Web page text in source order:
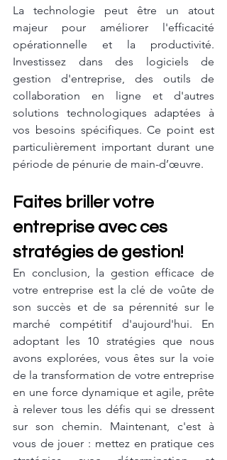
La technologie peut être un atout
majeur pour améliorer l'efficacité
opérationnelle et la productivité.
Investissez dans des logiciels de
gestion d'entreprise, des outils de
collaboration en ligne et d'autres
solutions technologiques adaptées à
vos besoins spécifiques. Ce point est
particulièrement important durant une
période de pénurie de main-d’œuvre.
Faites briller votre
entreprise avec ces
stratégies de gestion!
En conclusion, la gestion efficace de
votre entreprise est la clé de voûte de
son succès et de sa pérennité sur le
marché compétitif d'aujourd'hui. En
adoptant les 10 stratégies que nous
avons explorées, vous êtes sur la voie
de la transformation de votre entreprise
en une force dynamique et agile, prête
à relever tous les défis qui se dressent
sur son chemin. Maintenant, c'est à
vous de jouer : mettez en pratique ces